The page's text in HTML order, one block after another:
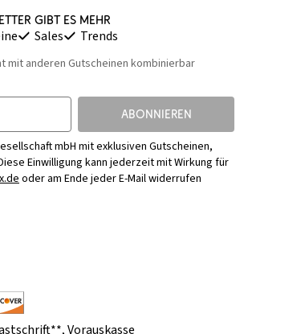
gibt es mehr
Sales Trends
mit anderen Gutscheinen kombinierbar
ABONNIEREN
mbH mit exklusiven Gutscheinen,
Einwilligung kann jederzeit mit Wirkung für
oder am Ende jeder E-Mail widerrufen
,Vorauskasse